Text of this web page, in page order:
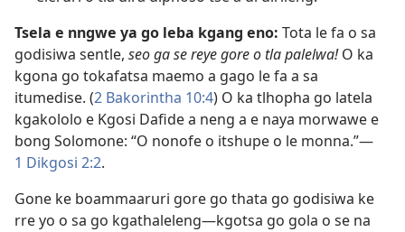
Tsela e nngwe ya go leba kgang eno: Tota le fa o sa
godisiwa sentle, seo ga se reye gore o tla palelwa!O ka
kgona go tokafatsa maemo a gago le fa a sa
itumedise. (2 Bakorintha 10:4) O ka tlhopha go latela
kgakololo e Kgosi Dafide a neng a e naya morwawe e
bong Solomone: “O nonofe o itshupe o le monna.”—
1 Dikgosi 2:2.
Gone ke boammaaruri gore go thata go godisiwa ke
rre yo o sa go kgathaleleng—kgotsa go gola o se na